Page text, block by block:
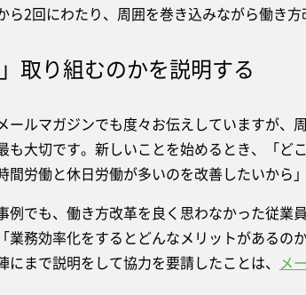
ら2回にわたり、周囲を巻き込みながら働き方
」取り組むのかを説明する
ールマガジンでも度々お伝えしていますが、
も大切です。新しいことを始めるとき、「ど
間労働と休日労働が多いのを改善したいから
例でも、働き方改革を良く思わなかった従業
業務効率化をするとどんなメリットがあるの
にまで説明をして協力を要請したことは、 メ